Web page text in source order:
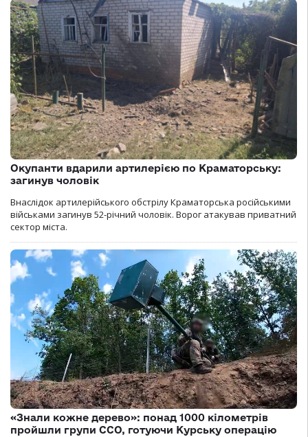
Окупанти вдарили артилерією по Краматорську:
загинув чоловік
Внаслідок артилерійського обстрілу Краматорська російськими
військами загинув 52-річний чоловік. Ворог атакував приватний
сектор міста.
«Знали кожне дерево»: понад 1000 кілометрів
пройшли групи ССО, готуючи Курську операцію